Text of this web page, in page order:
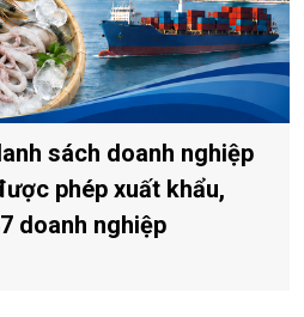
sách doanh nghiệp
phép xuất khẩu,
doanh nghiệp